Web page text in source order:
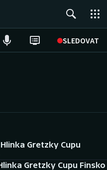
SLEDOVAT
Gretzky Cupu
Gretzky Cupu Finsko